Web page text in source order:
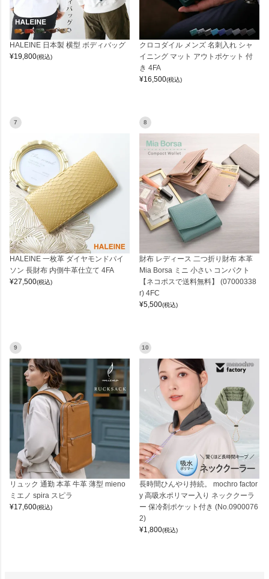
HALEINE 日本製 横型 ボディバッグ
¥19,800(税込)
クロコダイル メンズ 名刺入れ シャ
イニング マット アウトポケット 付
き 4FA
¥16,500(税込)
7
HALEINE 一枚革 ダイヤモンドパイ
ソン 長財布 内側牛革仕立て 4FA
¥27,500(税込)
8
財布 レディース 二つ折り財布 本革
Mia Borsa ミニ 小さい コンパクト
【ネコポスで送料無料】 (07000338
r) 4FC
¥5,500(税込)
9
リュック 通勤 本革 牛革 薄型 mieno
ミエノ spira スピラ
¥17,600(税込)
10
長時間ひんやり持続。 mochro factor
y 高吸水ポリマー入り ネッククーラ
ー 保冷剤ポケット付き (No.0900076
2)
¥1,800(税込)